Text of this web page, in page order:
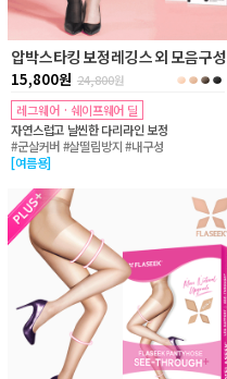
압박스타킹 보정레깅스 외 모음구성
15,800원 24,800원
레그웨어 · 쉐이프웨어 딜
자연스럽고 날씬한 다리라인 보정
#군살커버 #살떨림방지 #내구성
[여름용]